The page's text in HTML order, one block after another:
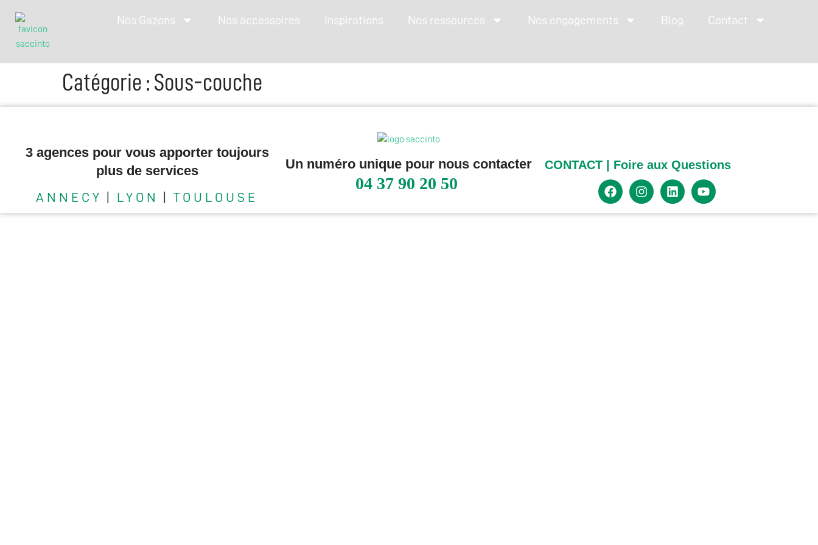
Nos Gazons Nos accessoires Inspirations Nos ressources Nos engagements Blog Contact
Catégorie : Sous-couche
3 agences pour vous apporter toujours
plus de services
ANNECY LYON TOULOUSE
Un numéro unique pour nous contacter
04 37 90 20 50
CONTACT Foire aux Questions